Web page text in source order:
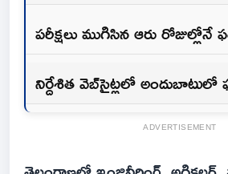
పరీక్షలు ముగిసిన ఆరు రోజుల్లోనే
నిర్దేశిత వెబ్‌సైట్లలో అందుబాటులో
ADVERTISEMENT